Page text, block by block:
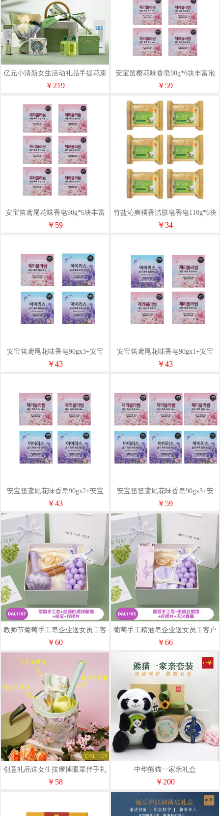
亿元小清新女生活动礼品手提花束
组合套装补水仪礼盒源头工厂批发
￥219
安宝笛樱花味香皂90g*6块丰富泡
沫滋润
￥59
安宝笛鸢尾花味香皂90g*6块丰富
泡沫滋润
￥59
竹盐沁爽橘香洁肤皂香皂110g*6块
￥34
安宝笛鸢尾花味香皂90gx3+安宝
笛樱花味香皂90gx1
￥43
安宝笛鸢尾花味香皂90gx1+安宝
笛樱花味香皂90gx3
￥43
安宝笛鸢尾花味香皂90gx2+安宝
笛樱花味香皂90gx2
￥43
安宝笛笛鸢尾花味香皂90gx3+安
宝笛樱花味香皂90gx3
￥59
教师节葡萄手工皂企业送女员工客
户伴手礼套装DAL1166
￥60
葡萄手工精油皂企业送女员工客户
伴手礼套装DAL1163
￥66
创意礼品送女生按摩捶眼罩伴手礼
套装DAL1109
￥58
中华熊猫一家亲礼盒
￥200